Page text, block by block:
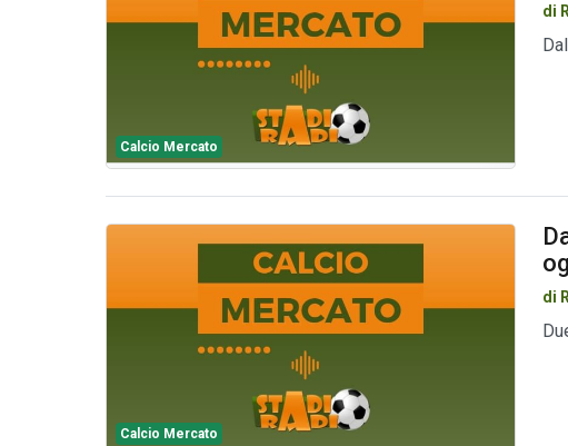
Calcio Mercato
di
Calcio Mercato
di